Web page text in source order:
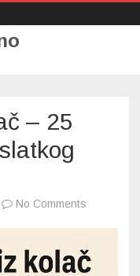
– 25
No Comments
–
25
minuta